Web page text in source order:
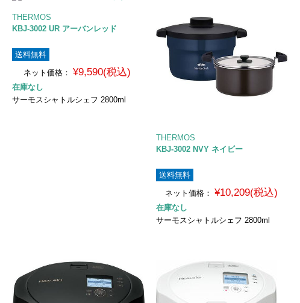
THERMOS
KBJ-3002 UR アーバンレッド
送料無料
ネット価格： ¥9,590(税込)
在庫なし
サーモスシャトルシェフ 2800ml
THERMOS
KBJ-3002 NVY ネイビー
送料無料
ネット価格： ¥10,209(税込)
在庫なし
サーモスシャトルシェフ 2800ml